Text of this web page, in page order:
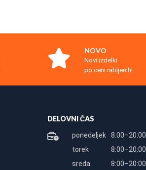
NOVO
Novi izdelki
po ceni rabljenih!
DELOVNI ČAS
ponedeljek
8:00–20:00
torek
8:00–20:00
sreda
8:00–20:00